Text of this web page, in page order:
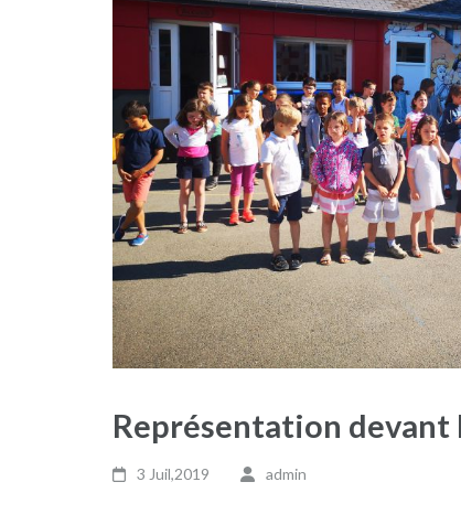
Représentation devant
3 Juil,2019 admin